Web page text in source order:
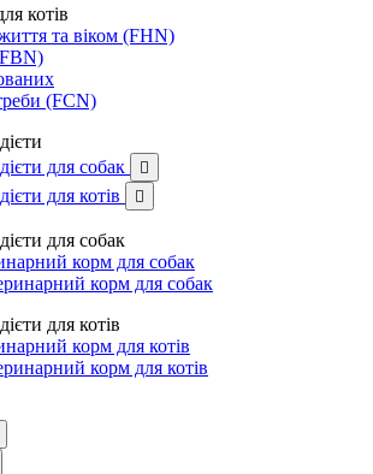
котів
та віком (FHN)
(FCN)
для собак

для котів 
для собак
корм для собак
корм для собак
для котів
корм для котів
корм для котів